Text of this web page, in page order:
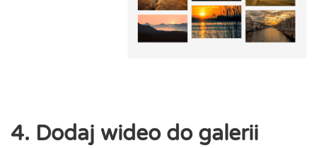
4. Dodaj wideo do galerii